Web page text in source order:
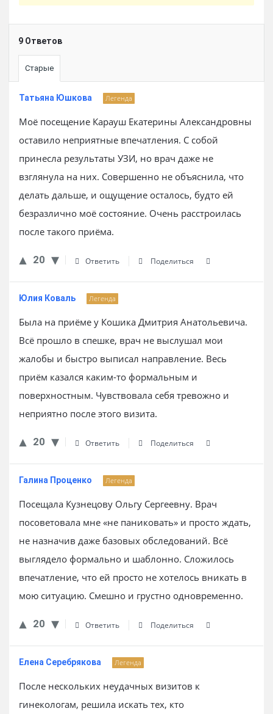
9 Ответов
Старые
Татьяна Юшкова Легенда
Моё посещение Карауш Екатерины Александровны
оставило неприятные впечатления. С собой
принесла результаты УЗИ, но врач даже не
взглянула на них. Совершенно не объяснила, что
делать дальше, и ощущение осталось, будто ей
безразлично моё состояние. Очень расстроилась
после такого приёма.
20 Ответить Поделиться
Юлия Коваль Легенда
Была на приёме у Кошика Дмитрия Анатольевича.
Всё прошло в спешке, врач не выслушал мои
жалобы и быстро выписал направление. Весь
приём казался каким-то формальным и
поверхностным. Чувствовала себя тревожно и
неприятно после этого визита.
20 Ответить Поделиться
Галина Проценко Легенда
Посещала Кузнецову Ольгу Сергеевну. Врач
посоветовала мне «не паниковать» и просто ждать,
не назначив даже базовых обследований. Всё
выглядело формально и шаблонно. Сложилось
впечатление, что ей просто не хотелось вникать в
мою ситуацию. Смешно и грустно одновременно.
20 Ответить Поделиться
Елена Серебрякова Легенда
После нескольких неудачных визитов к
гинекологам, решила искать тех, кто